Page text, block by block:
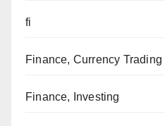
fi
Finance, Currency Trading
Finance, Investing